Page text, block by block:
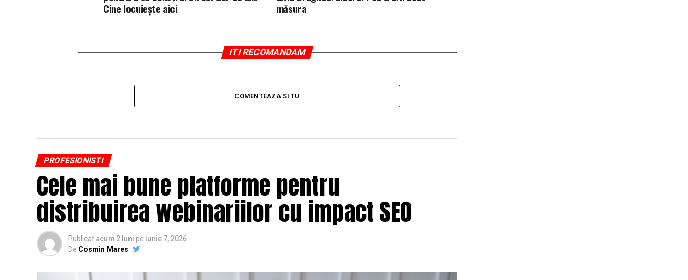
măsura
Cine locuiește aici
ITI RECOMANDAM
COMENTEAZA SI TU
PROFESIONISTI
Cele mai bune platforme pentru
distribuirea webinariilor cu impact SEO
Publicat acum 2 luni pe iunie 7, 2026
De Cosmin Mares